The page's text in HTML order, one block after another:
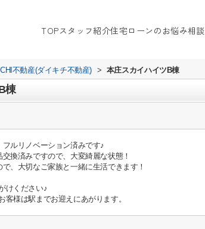
TOPスタッフ紹介住宅ローンのお悩み相談
不動産(ダイキチ不動産) > 本庄スカイハイツB棟
棟
ルリノベーション済みです♪
換済みですので、大変綺麗な状態！
、大切なご家族と一緒に生活できます！
けください♪
客様は駅までお迎えにあがります。